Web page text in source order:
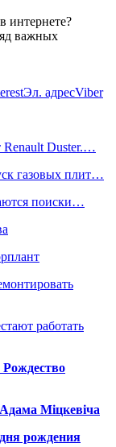
интернете?
важных
Эл. адресViber
Renault Duster.…
газовых плит…
поиски…
работать
Рождество
Міцкевіча
рождения